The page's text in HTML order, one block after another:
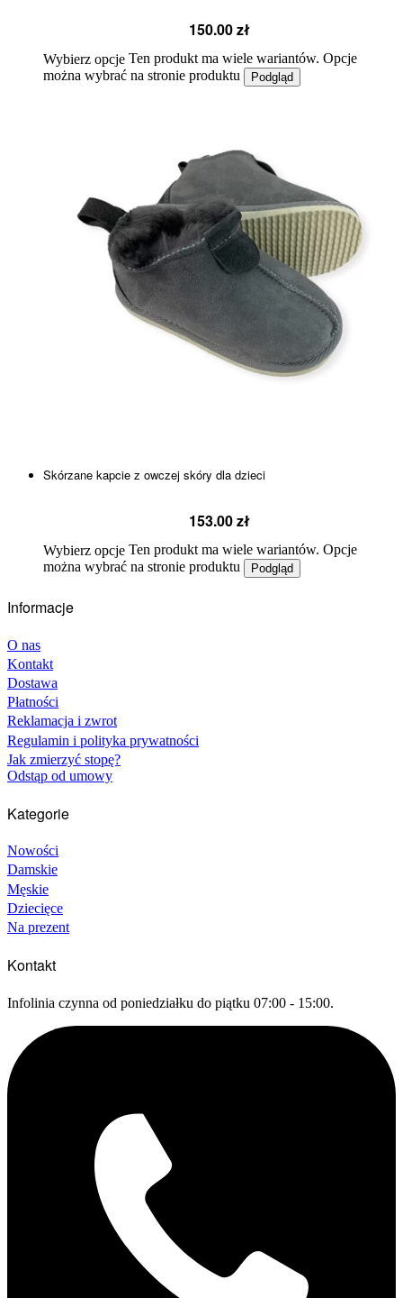
150.00zł
Wybierz opcje Ten produkt ma wiele wariantów. Opcje
można wybrać na stronie produktu
Podgląd
Skórzane kapcie z owczej skóry dla dzieci
153.00zł
Wybierz opcje Ten produkt ma wiele wariantów. Opcje
można wybrać na stronie produktu
Podgląd
Informacje
O nas
Kontakt
Dostawa
Płatności
Reklamacja i zwrot
Regulamin i polityka prywatności
Jak zmierzyć stopę?
Odstąp od umowy
Kategorie
Nowości
Damskie
Męskie
Dziecięce
Na prezent
Kontakt
Infolinia czynna od poniedziałku do piątku 07:00 - 15:00.